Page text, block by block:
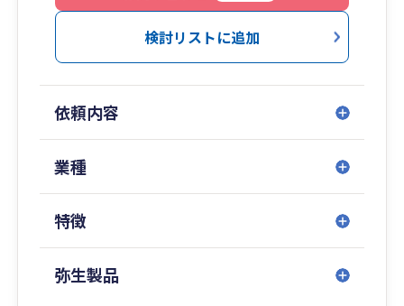
検討リストに追加
依頼内容
業種
特徴
弥生製品